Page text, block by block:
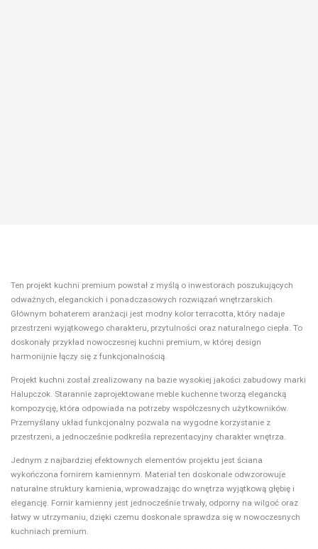
Ten projekt kuchni premium powstał z myślą o inwestorach poszukujących
odważnych, eleganckich i ponadczasowych rozwiązań wnętrzarskich.
Głównym bohaterem aranżacji jest modny kolor terracotta, który nadaje
przestrzeni wyjątkowego charakteru, przytulności oraz naturalnego ciepła. To
doskonały przykład nowoczesnej kuchni premium, w której design
harmonijnie łączy się z funkcjonalnością.
Projekt kuchni został zrealizowany na bazie wysokiej jakości zabudowy marki
Halupczok. Starannie zaprojektowane meble kuchenne tworzą elegancką
kompozycję, która odpowiada na potrzeby współczesnych użytkowników.
Przemyślany układ funkcjonalny pozwala na wygodne korzystanie z
przestrzeni, a jednocześnie podkreśla reprezentacyjny charakter wnętrza.
Jednym z najbardziej efektownych elementów projektu jest ściana
wykończona fornirem kamiennym. Materiał ten doskonale odwzorowuje
naturalne struktury kamienia, wprowadzając do wnętrza wyjątkową głębię i
elegancję. Fornir kamienny jest jednocześnie trwały, odporny na wilgoć oraz
łatwy w utrzymaniu, dzięki czemu doskonale sprawdza się w nowoczesnych
kuchniach premium.